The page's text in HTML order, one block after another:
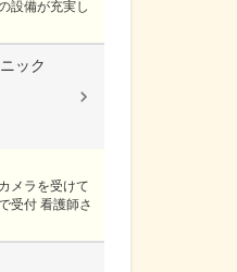
設備が充実し
ック
メラを受けて
受付 看護師さ